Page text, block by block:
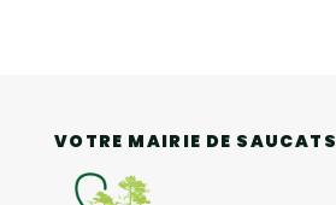
VOTRE MAIRIE DE SAUCATS